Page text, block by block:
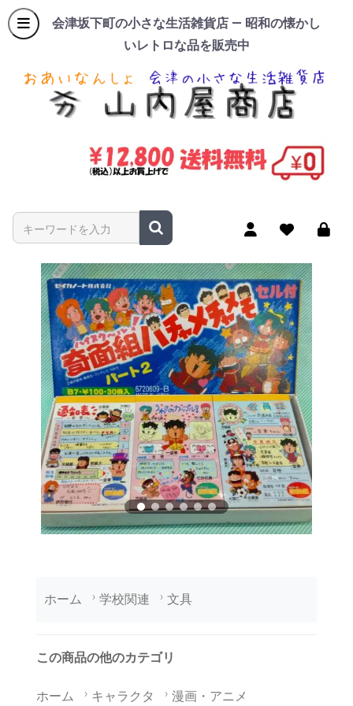
会津坂下町の小さな生活雑貨店 — 昭和の懐かし
いレトロな品を販売中
商品名やキーワードを入力
ホーム 学校関連 文具
この商品の他のカテゴリ
ホーム キャラクタ 漫画・アニメ